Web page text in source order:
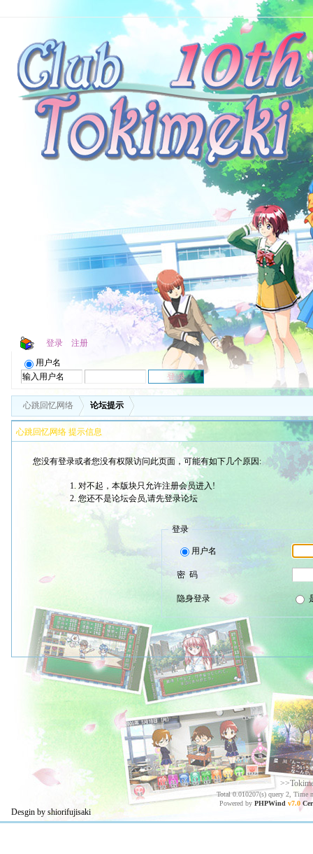
登录 注册
用户名
心跳回忆网络 论坛提示
心跳回忆网络 提示信息
您没有登录或者您没有权限访问此页面，可能有如下几个原因:
对不起，本版块只允许注册会员进入!
您还不是论坛会员,请先登录论坛
登录
用户名
密 码
隐身登录
Total 0.010207(s) query 2, Time
Powered by PHPWind v7.0
Desgin by shiorifujisaki